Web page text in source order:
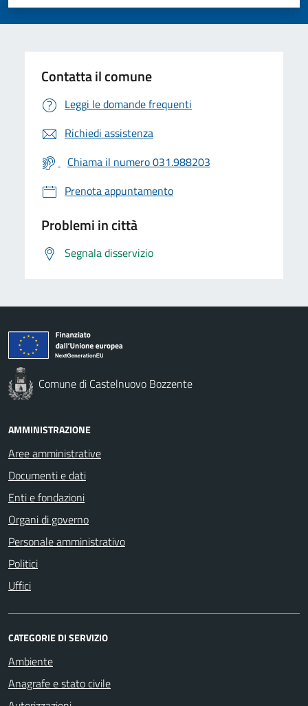
Valuta 5 stelle su 5
Valuta 4 stelle su 5
Valuta 3 stelle su 5
Valuta 2 stelle su 5
Valuta 1 stelle su 5
Contatta il comune
Leggi le domande frequenti
Richiedi assistenza
Chiama il numero 031.988203
Prenota appuntamento
Problemi in città
Segnala disservizio
Comune di Castelnuovo Bozzente
AMMINISTRAZIONE
Aree amministrative
Documenti e dati
Enti e fondazioni
Organi di governo
Personale amministrativo
Politici
Uffici
CATEGORIE DI SERVIZIO
Ambiente
Anagrafe e stato civile